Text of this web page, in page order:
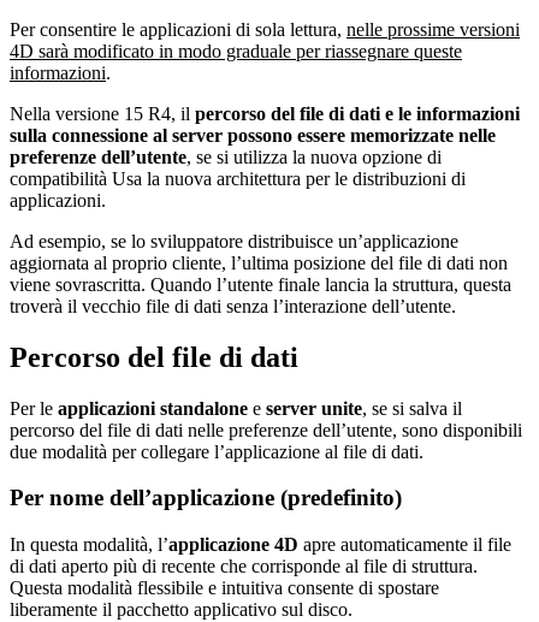
Per consentire le applicazioni di sola lettura, nelle prossime versioni
4D sarà modificato in modo graduale per riassegnare queste
informazioni.
Nella versione 15 R4, il percorso del file di dati e le informazioni
sulla connessione al server possono essere memorizzate nelle
preferenze dell’utente, se si utilizza la nuova opzione di
compatibilità Usa la nuova architettura per le distribuzioni di
applicazioni.
Ad esempio, se lo sviluppatore distribuisce un’applicazione
aggiornata al proprio cliente, l’ultima posizione del file di dati non
viene sovrascritta. Quando l’utente finale lancia la struttura, questa
troverà il vecchio file di dati senza l’interazione dell’utente.
Percorso del file di dati
Per le applicazioni standalone e server unite, se si salva il
percorso del file di dati nelle preferenze dell’utente, sono disponibili
due modalità per collegare l’applicazione al file di dati.
Per nome dell’applicazione (predefinito)
In questa modalità, l’applicazione 4D apre automaticamente il file
di dati aperto più di recente che corrisponde al file di struttura.
Questa modalità flessibile e intuitiva consente di spostare
liberamente il pacchetto applicativo sul disco.